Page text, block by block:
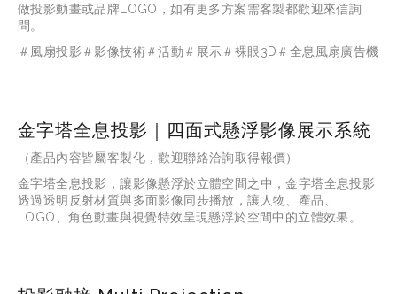
做投影動畫或品牌LOGO，如有更多方案需客製都歡迎來信詢
問。
＃風扇投影＃影像技術＃活動＃展示＃裸眼3D＃全息風扇廣告機
金字塔全息投影｜四面式懸浮影像展示系統
（產品內容皆屬客製化，歡迎聯絡洽詢取得報價）
金字塔全息投影，讓影像懸浮於立體空間之中，金字塔全息投影
透過透明反射材質與多面影像同步播放，讓人物、產品、
LOGO、角色動畫與視覺特效呈現懸浮於空間中的立體效果。